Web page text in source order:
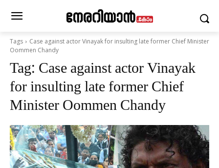
Tags
Case against actor Vinayak for insulting late former Chief Minister
Oommen Chandy
Tag: Case against actor Vinayak
for insulting late former Chief
Minister Oommen Chandy